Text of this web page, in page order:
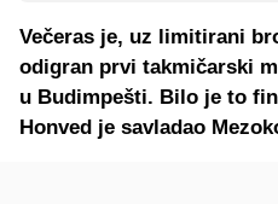
Večeras je, uz limitirani
odigran prvi takmičarski
u Budimpešti. Bilo je to
Honved je savladao